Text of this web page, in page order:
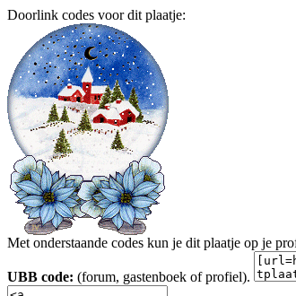
Doorlink codes voor dit plaatje:
Met onderstaande codes kun je dit plaatje op je
UBB code: (forum, gastenboek of profiel).